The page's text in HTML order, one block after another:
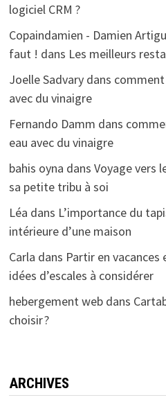
logiciel CRM ?
Copaindamien - Damien
faut ! dans Les meilleurs
Joelle Sadvarydans
avec du vinaigre
Fernando Damm dans
eau avec du vinaigre
bahis oyna dans Voyage vers
sa petite tribu à soi
Léa dans L’importance du
intérieure d’une maison
Carla dans Partir en vacances
idées d’escales à considérer
hebergement webdans
choisir ?
ARCHIVES